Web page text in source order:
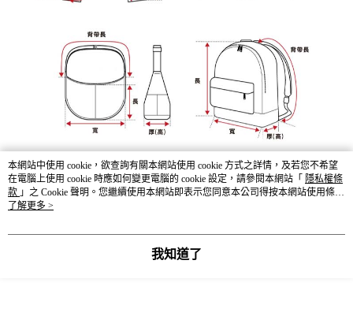
本網站中使用 cookie，欲查詢有關本網站使用 cookie 方式之詳情，及若您不希望
在電腦上使用 cookie 時應如何變更電腦的 cookie 設定，請參閱本網站「 隱私權條
款 」之 Cookie 聲明。您繼續使用本網站即表示您同意本公司得按本網站使用條款
之 Cookie 聲明使用 cookie。
了解更多 >
我知道了